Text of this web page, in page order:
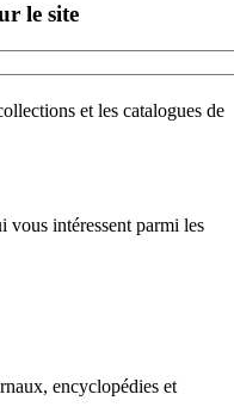
le site
et les catalogues de
vous intéressent parmi les
encyclopédies et